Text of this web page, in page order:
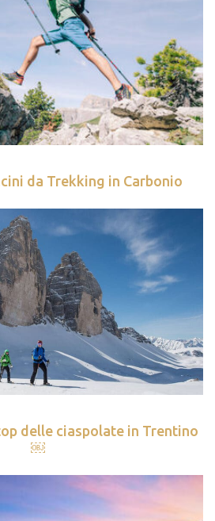
da Trekking in Carbonio
delle ciaspolate in Trentino
￼